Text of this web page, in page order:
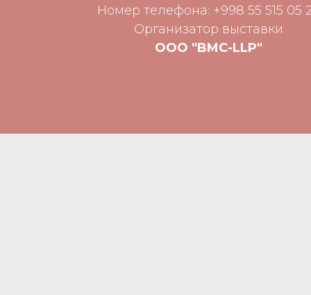
Номер телефона: +998 55 515 05
Организатор выставки
ООО "BMC-LLP"